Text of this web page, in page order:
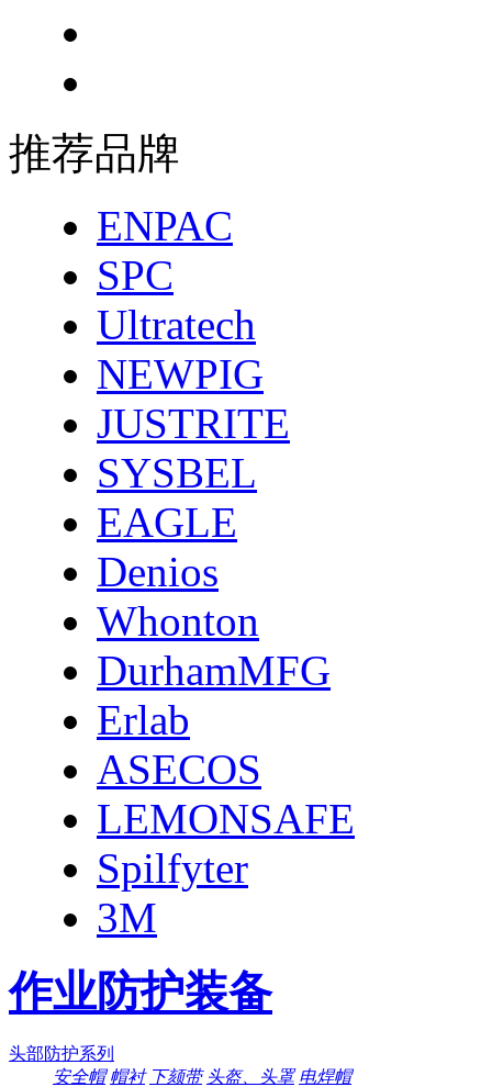
推荐品牌
ENPAC
SPC
Ultratech
NEWPIG
JUSTRITE
SYSBEL
EAGLE
Denios
Whonton
DurhamMFG
Erlab
ASECOS
LEMONSAFE
Spilfyter
3M
作业防护装备
头部防护系列
安全帽 帽衬 下颏带 头盔、头罩 电焊帽